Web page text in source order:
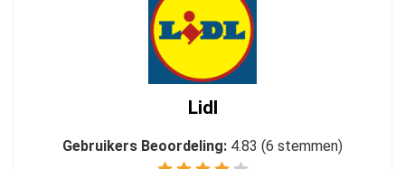
Lidl
Gebruikers Beoordeling: 4.83 (6 stemmen)